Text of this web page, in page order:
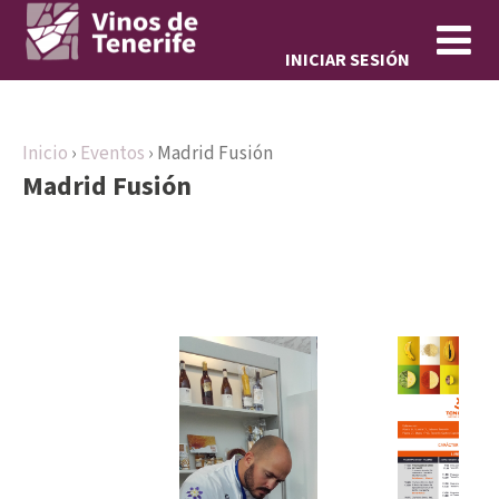
Jump to navigation
INICIAR SESIÓN
Inicio › Eventos › Madrid Fusión
Madrid Fusión